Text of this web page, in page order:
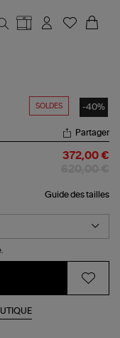
SOLDES -40%
Partager
372,00 €
Guide des tailles